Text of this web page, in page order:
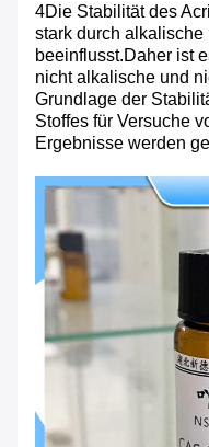
4Die Stabilität des
stark durch
beeinflusst.Daher ist
nicht alkalische und
Grundlage der
Stoffes für Versuche
Ergebnisse werden